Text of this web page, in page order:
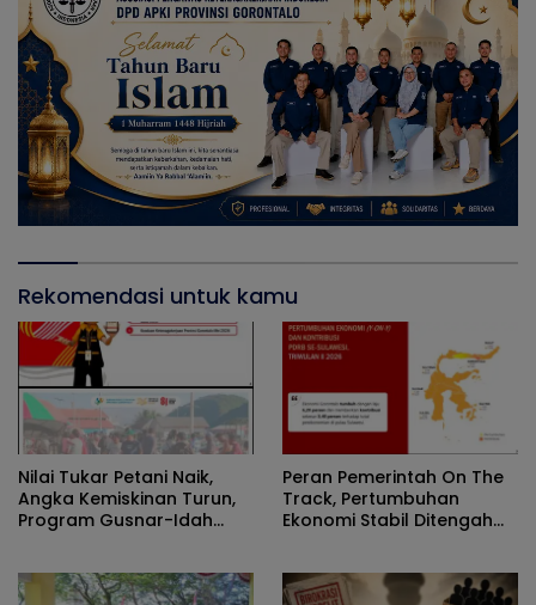
Rekomendasi untuk kamu
Nilai Tukar Petani Naik,
Angka Kemiskinan Turun,
Program Gusnar-Idah
Peran Pemerintah On The
Track, Pertumbuhan
Ekonomi Stabil Ditengah